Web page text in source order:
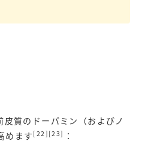
質のドーパミン（およびノ
めます [22][23] ：